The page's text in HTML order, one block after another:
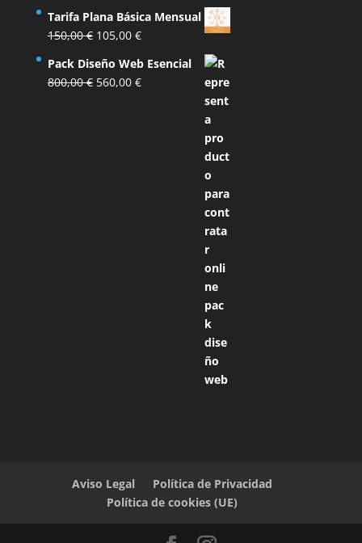
original
era:
600,00 €.
actual
es:
420,00 €.
Tarifa Plana Básica Mensual
150,00€ El
original
era:
105,00 €El
actual
es:
Pack Diseño Web Esencial
800,00€ El
560,00 €El
Aviso Legal
Política de Privacidad
Política de cookies (UE)